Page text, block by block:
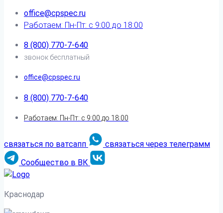
office@cpspec.ru
Работаем: Пн-Пт: с 9:00 до 18:00
8 (800) 770-7-640
звонок бесплатный
office@cpspec.ru
8 (800) 770-7-640
Работаем: Пн-Пт: с 9:00 до 18:00
связаться по ватсапп
связаться через телеграмм
Сообщество в ВК
Краснодар